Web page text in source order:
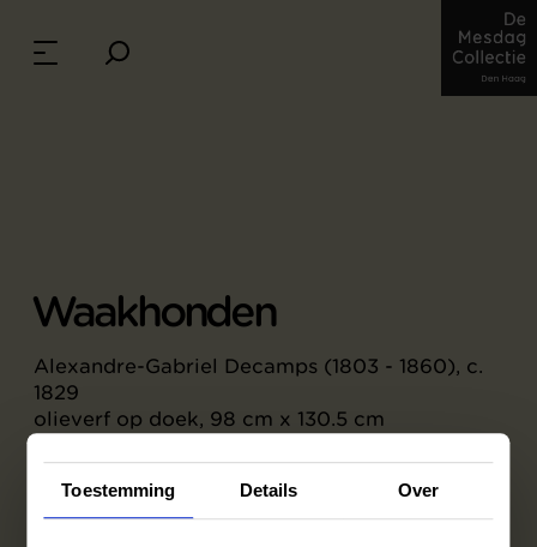
Toestemming Details Over
Waakhonden
Alexandre-Gabriel Decamps (1803 - 1860), c.
1829
olieverf op doek, 98 cm x 130.5 cm
De waakhonden op dit grote schilderij zijn